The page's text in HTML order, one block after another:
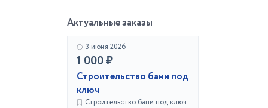
Актуальные заказы
3 июня 2026
1 000 ₽
Строительство бани под
ключ
Строительство бани под ключ